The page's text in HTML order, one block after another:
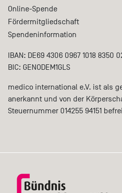
Online-Spende
Fördermitgliedschaft
Spendeninformation
IBAN: DE69 4306 0967 1018 8350
BIC: GENODEM1GLS
medico international e.V. ist als
anerkannt und von der
Steuernummer 014255 94151